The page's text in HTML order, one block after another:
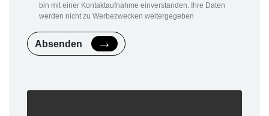
bin mit einer Kontaktaufnahme einverstanden. Ihre Daten
werden nicht zu Werbezwecken weitergegeben
Absenden